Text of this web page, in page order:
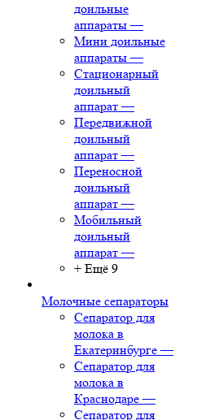
доильные
аппараты —
Мини доильные
аппараты —
Стационарный
доильный
аппарат —
Передвижной
доильный
аппарат —
Переносной
доильный
аппарат —
Мобильный
доильный
аппарат —
+ Ещё 9
Молочные сепараторы
Сепаратор для
молока в
Екатеринбурге —
Сепаратор для
молока в
Краснодаре —
Сепаратор для